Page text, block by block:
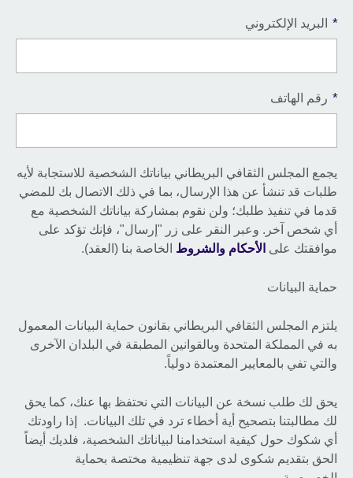
* البريد الإلكتروني
* رقم الهاتف
يجمع المجلس الثقافي البريطاني بياناتك الشخصية للاستجابة لأيه
طلبات قد تنشأ عن هذا الإرسال، بما في ذلك الاتصال بك للمضي
قدما في تنفيذ طلبك؛ ولن نقوم بمشاركة بياناتك الشخصية مع
أي شخص آخر. وعبر النقر على زر "إرسال"، فإنك تؤكد على
موافقتك على الأحكام والشروط الخاصة بنا (العقد).
حماية البيانات
يلتزم المجلس الثقافي البريطاني بقانون حماية البيانات المعمول
به في المملكة المتحدة وبالقوانين المطبقة في البلدان الآخرى
والتي تفي بالمعايير المعتمدة دولياً.
يحق لك طلب نسخة عن البيانات التي نحتفظ بها عنك، كما يحق
لك مطالبتنا بتصحيح أية أخطاء ترد في تلك البيانات. إذا راودتك
أي شكوك حول كيفية استخدامنا لبياناتك الشخصية، فلديك أيضاً
الحق بتقديم شكوى لدى جهة تنظيمية مختصة بحماية